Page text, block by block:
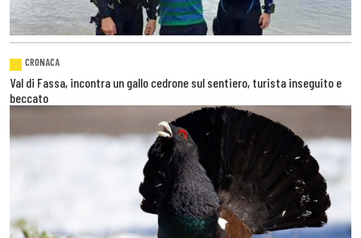
CRONACA
Val di Fassa, incontra un gallo cedrone sul sentiero, turista inseguito e
beccato